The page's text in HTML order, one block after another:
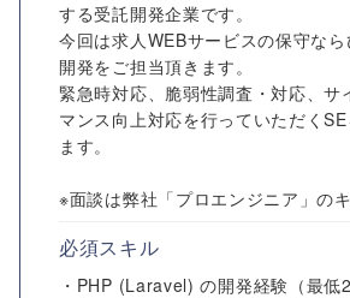
する受託開発企業です。
今回は求人WEBサービスの保守な
開発をご担当頂きます。
緊急時対応、脆弱性調査・対応、サ
マンス向上対応を行っていただく
ます。
※面談は弊社「プロエンジニア」の
必須スキル
・PHP (Laravel) の開発経験（最低2